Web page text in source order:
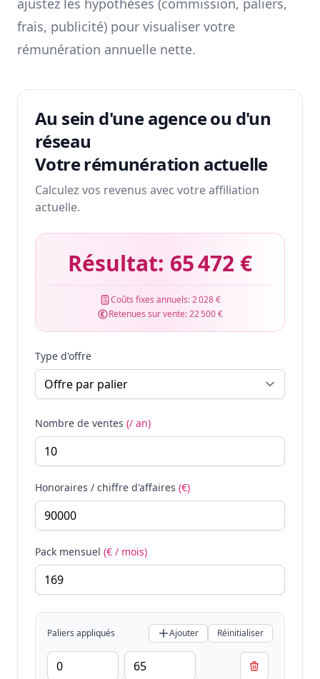
ajustez les hypothèses (commission, paliers,
frais, publicité) pour visualiser votre
rémunération annuelle nette.
Au sein d'une agence ou d'un
réseau
Votre rémunération actuelle
Calculez vos revenus avec votre affiliation
actuelle.
Résultat: 65 472 €
Coûts fixes annuels:2 028 €
Retenues sur vente:22 500 €
Type d'offre
Nombre de ventes (/ an)
Honoraires / chiffre d'affaires (€)
Pack mensuel (€ / mois)
Paliers appliqués Ajouter Réinitialiser